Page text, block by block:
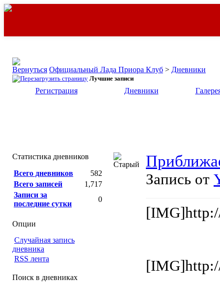
Официальный Лада Приора Клуб > Дневники
Лучшие записи
Регистрация Дневники
Запись от
Статистика дневников
Всего дневников
582
Всего записей
1,717
Записи за
последние сутки
0
Опции
Случайная запись
дневника
RSS лента
Поиск в дневниках